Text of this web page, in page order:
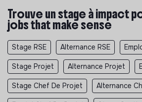
Trouve un stage à impact
jobs that make sense
Stage RSE Alternance RSE
Stage Projet Alternance Projet
Stage Chef De Projet Alternance